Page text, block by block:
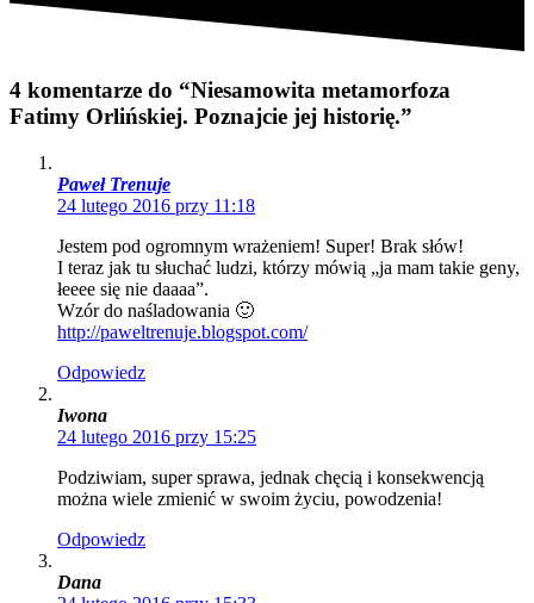
4 komentarze do “Niesamowita metamorfoza
Fatimy Orlińskiej. Poznajcie jej historię.”
Paweł Trenuje
24 lutego 2016 przy 11:18
Jestem pod ogromnym wrażeniem! Super! Brak słów!
I teraz jak tu słuchać ludzi, którzy mówią „ja mam takie geny,
łeeee się nie daaaa”.
Wzór do naśladowania 🙂
http://paweltrenuje.blogspot.com/
Odpowiedz
Iwona
24 lutego 2016 przy 15:25
Podziwiam, super sprawa, jednak chęcią i konsekwencją
można wiele zmienić w swoim życiu, powodzenia!
Odpowiedz
Dana